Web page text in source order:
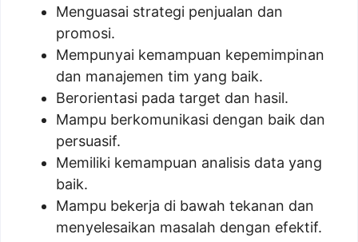
Menguasai strategi penjualan dan
promosi.
Mempunyai kemampuan kepemimpinan
dan manajemen tim yang baik.
Berorientasi pada target dan hasil.
Mampu berkomunikasi dengan baik dan
persuasif.
Memiliki kemampuan analisis data yang
baik.
Mampu bekerja di bawah tekanan dan
menyelesaikan masalah dengan efektif.